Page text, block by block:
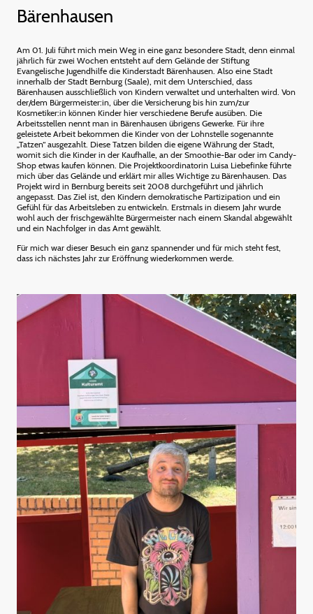
Bärenhausen
Am 01. Juli führt mich mein Weg in eine ganz besondere Stadt, denn einmal
jährlich für zwei Wochen entsteht auf dem Gelände der Stiftung
Evangelische Jugendhilfe die Kinderstadt Bärenhausen. Also eine Stadt
innerhalb der Stadt Bernburg (Saale), mit dem Unterschied, dass
Bärenhausen ausschließlich von Kindern verwaltet und unterhalten wird. Von
der/dem Bürgermeister:in, über die Versicherung bis hin zum/zur
Kosmetiker:in können Kinder hier verschiedene Berufe ausüben. Die
Arbeitsstellen nennt man in Bärenhausen übrigens Gewerke. Für ihre
geleistete Arbeit bekommen die Kinder von der Lohnstelle sogenannte
„Tatzen“ ausgezahlt. Diese Tatzen bilden die eigene Währung der Stadt,
womit sich die Kinder in der Kaufhalle, an der Smoothie-Bar oder im Candy-
Shop etwas kaufen können. Die Projektkoordinatorin Luisa Liebefinke führte
mich über das Gelände und erklärt mir alles Wichtige zu Bärenhausen. Das
Projekt wird in Bernburg bereits seit 2008 durchgeführt und jährlich
angepasst. Das Ziel ist, den Kindern demokratische Partizipation und ein
Gefühl für das Arbeitsleben zu entwickeln. Erstmals in diesem Jahr wurde
wohl auch der frischgewählte Bürgermeister nach einem Skandal abgewählt
und ein Nachfolger in das Amt gewählt.
Für mich war dieser Besuch ein ganz spannender und für mich steht fest,
dass ich nächstes Jahr zur Eröffnung wiederkommen werde.